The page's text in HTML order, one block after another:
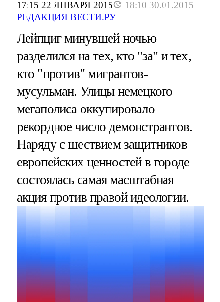
17:15 22 ЯНВАРЯ 2015
18:10 30.01.2015
РЕДАКЦИЯ ВЕСТИ.РУ
Лейпциг минувшей ночью
разделился на тех, кто "за" и тех,
кто "против" мигрантов-
мусульман. Улицы немецкого
мегаполиса оккупировало
рекордное число демонстрантов.
Наряду с шествием защитников
европейских ценностей в городе
состоялась самая масштабная
акция против правой идеологии.